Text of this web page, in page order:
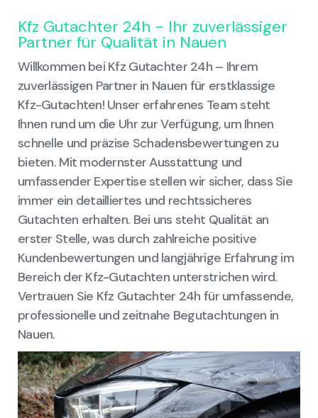
Kfz Gutachter 24h - Ihr zuverlässiger
Partner für Qualität in Nauen
Willkommen bei Kfz Gutachter 24h – Ihrem
zuverlässigen Partner in Nauen für erstklassige
Kfz-Gutachten! Unser erfahrenes Team steht
Ihnen rund um die Uhr zur Verfügung, um Ihnen
schnelle und präzise Schadensbewertungen zu
bieten. Mit modernster Ausstattung und
umfassender Expertise stellen wir sicher, dass Sie
immer ein detailliertes und rechtssicheres
Gutachten erhalten. Bei uns steht Qualität an
erster Stelle, was durch zahlreiche positive
Kundenbewertungen und langjährige Erfahrung im
Bereich der Kfz-Gutachten unterstrichen wird.
Vertrauen Sie Kfz Gutachter 24h für umfassende,
professionelle und zeitnahe Begutachtungen in
Nauen.